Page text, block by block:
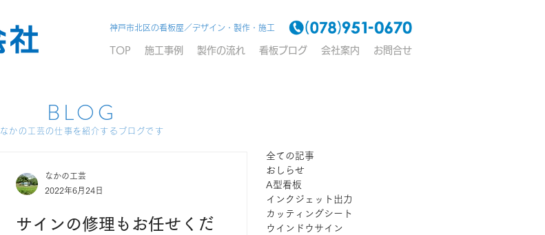
神戸市北区の看板屋／デザイン・製作・施工
TOP 施工事例 製作の流れ 看板ブログ 会社案内 お問合せ
サインの修理もお任せくだ
なかの工芸
2022年6月24日
全ての記事
おしらせ
A型看板
インクジェット出力
カッティングシート
ウインドウサイン
BLOG
なかの工芸の仕事を紹介するブログです